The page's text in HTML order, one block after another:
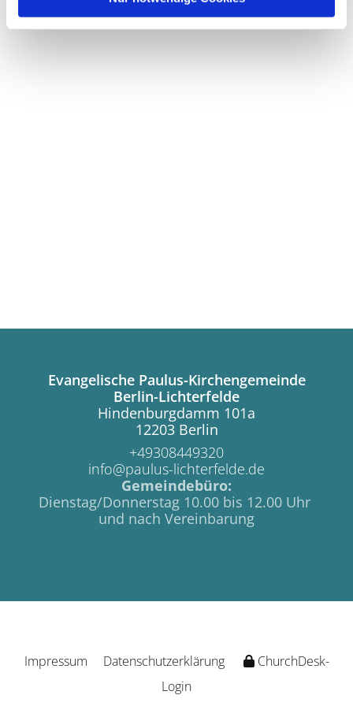
Evangelische Paulus-Kirchengemeinde
Berlin-Lichterfelde
Hindenburgdamm 101a
12203 Berlin
+49308449320
info@paulus-lichterfelde.de
Gemeindebüro:
Dienstag/Donnerstag 10.00 bis 12.00 Uhr
und nach Vereinbarung
Impressum Datenschutzerklärung
ChurchDesk-
Login